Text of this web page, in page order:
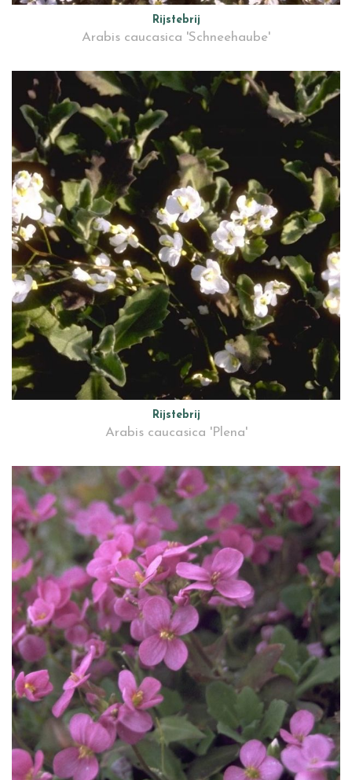
Rijstebrij
Arabis caucasica 'Schneehaube'
Rijstebrij
Arabis caucasica 'Plena'